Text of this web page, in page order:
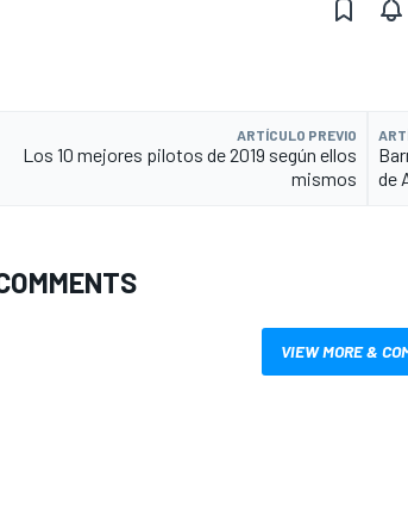
ARTÍCULO PREVIO
Los 10 mejores pilotos de 2019 según ellos
mismos
de
VIEW MORE &